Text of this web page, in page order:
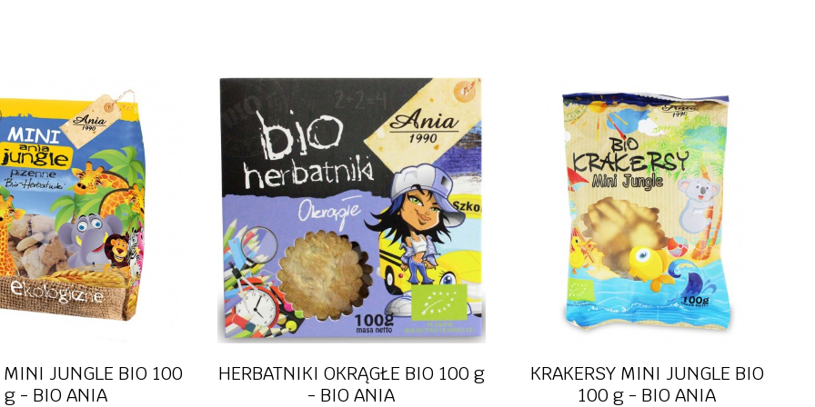
wędliny roślinne
przetwory, sosy
kremy czekoladowe
słodycze i przekąski
kosmetyki
musy owocowe i
warzywne
soki i napoje
herbaty, kakao
kosmetyki
witaminy
sucha karma
mokra karma
smaczki
woreczki
biodegradowalne
MINI JUNGLE BIO 100
g - BIO ANIA
HERBATNIKI OKRĄGŁE BIO 100 g
- BIO ANIA
KRAKERSY MINI JUNGLE BIO
100 g - BIO ANIA